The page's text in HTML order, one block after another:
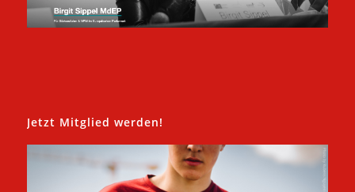
Jetzt Mitglied werden!